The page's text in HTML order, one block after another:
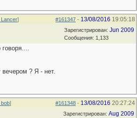
#161347 - 13/08/2016 19:05:18
Lancer]
Зарегистрирован: Jun 2009
Сообщения: 1,133
говоря....
вечером ? Я - нет.
#161348 - 13/08/2016 20:27:24
bob]
Зарегистрирован: Aug 2009